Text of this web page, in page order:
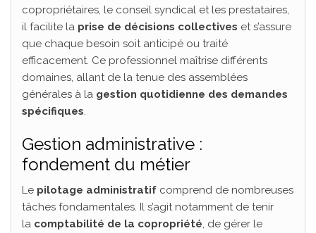
copropriétaires, le conseil syndical et les prestataires,
il facilite la prise de décisions collectives et s’assure
que chaque besoin soit anticipé ou traité
efficacement. Ce professionnel maîtrise différents
domaines, allant de la tenue des assemblées
générales à la gestion quotidienne des demandes
spécifiques.
Gestion administrative :
fondement du métier
Le pilotage administratif comprend de nombreuses
tâches fondamentales. Il s’agit notamment de tenir
la comptabilité de la copropriété, de gérer le